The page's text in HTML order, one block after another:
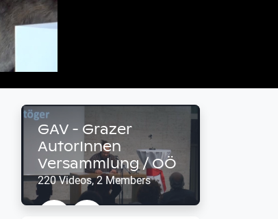
GAV - Grazer
AutorInnen
Versammlung / OÖ
220 Videos, 2 Members